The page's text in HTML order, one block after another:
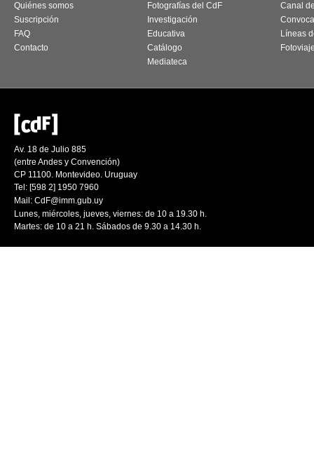
Quiénes somos
Suscripción
FAQ
Contacto
Fotografías del CdF
Investigación
Educativa
Catálogo
Mediateca
Canal
Líneas
Av. 18 de Julio 885
(entre Andes y Convención)
CP 11100. Montevideo. Uruguay
Tel: [598 2] 1950 7960
Mail: CdF@imm.gub.uy
Lunes, miércoles, jueves, viernes: de 10 a 19.30 h.
Martes: de 10 a 21 h. Sábados de 9.30 a 14.30 h.